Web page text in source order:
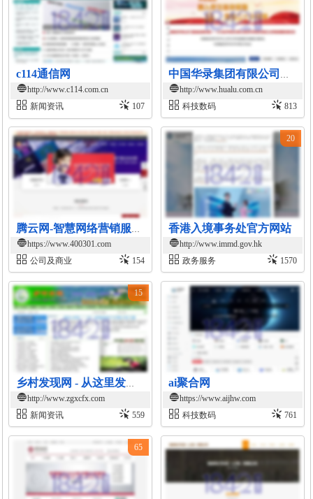
c114通信网
http://www.c114.com.cn
新闻资讯
107
中国华录集团有限公司官网
http://www.hualu.com.cn
科技数码
813
腾云网-智慧网络营销服务提供商
https://www.400301.com
公司及商业
154
香港入境事务处官方网站
http://www.immd.gov.hk
政务服务
1570
20
乡村发现网 - 从这里发现乡村
http://www.zgxcfx.com
新闻资讯
559
15
ai聚合网
https://www.aijhw.com
科技数码
761
65